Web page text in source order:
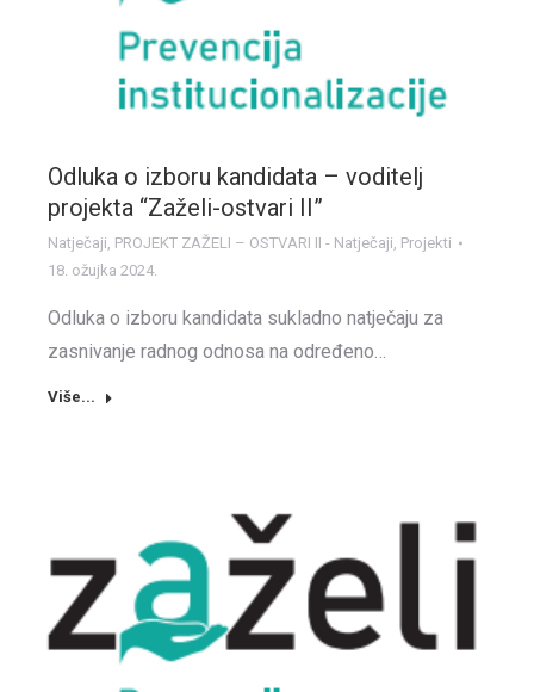
Odluka o izboru kandidata – voditelj
projekta “Zaželi-ostvari II”
Natječaji, PROJEKT ZAŽELI – OSTVARI II - Natječaji, Projekti
18. ožujka 2024.
Odluka o izboru kandidata sukladno natječaju za
zasnivanje radnog odnosa na određeno…
Više...